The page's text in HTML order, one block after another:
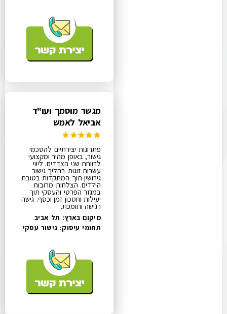
מגשר מוסמך ועו"ד
אביאל לאמש
פתרונות יצירתיים להסכמי
גישור, באופן מהיר ומקצועי
לרווחת שני הצדדים​. ליווי
עשרות זוגות בהליך גישור
גירושין תוך המתקדות בטובת
הילדים. הצלחות מרובות
במגזר הפרטי והעסקי תוך
יעילות וחסכון זמן וכסף. גישה
רגישה ותומכת.
מיקום בארץ: תל אביב
תחומי עיסוק: גישור עסקי